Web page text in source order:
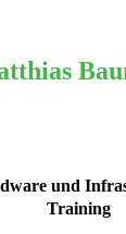
und
Training